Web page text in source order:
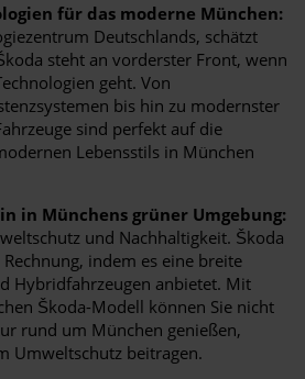
für das moderne München:
Deutschlands, schätzt
steht an vorderster Front, wenn
geht. Von
bis hin zu modernster
sind perfekt auf die
Lebensstils in München
in Münchens grüner Umgebung:
und Nachhaltigkeit. Škoda
indem es eine breite
Hybridfahrzeugen anbietet. Mit
Škoda-Modell können Sie nicht
rund um München genießen,
Umweltschutz beitragen.